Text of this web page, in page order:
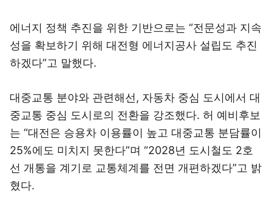
에너지 정책 추진을 위한 기반으로는 “전문성과 지속
성을 확보하기 위해 대전형 에너지공사 설립도 추진
하겠다”고 말했다.
대중교통 분야와 관련해선, 자동차 중심 도시에서 대
중교통 중심 도시로의 전환을 강조했다. 허 예비후보
는 “대전은 승용차 이용률이 높고 대중교통 분담률이
25%에도 미치지 못한다”며 “2028년 도시철도 2호
선 개통을 계기로 교통체계를 전면 개편하겠다”고 밝
혔다.